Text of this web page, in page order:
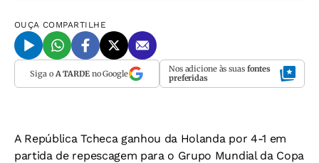
OUÇA COMPARTILHE
Siga o A TARDEno Google Nos adicione às suas fontes
preferidas
A República Tcheca ganhou da Holanda por 4-1 em
partida de repescagem para o Grupo Mundial da Copa